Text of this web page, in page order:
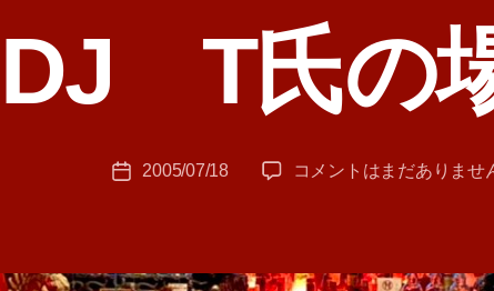
リ
ー
DJ T氏の
作
成
T
投
2005/07/18
DJ
場
コメントはまだありませ